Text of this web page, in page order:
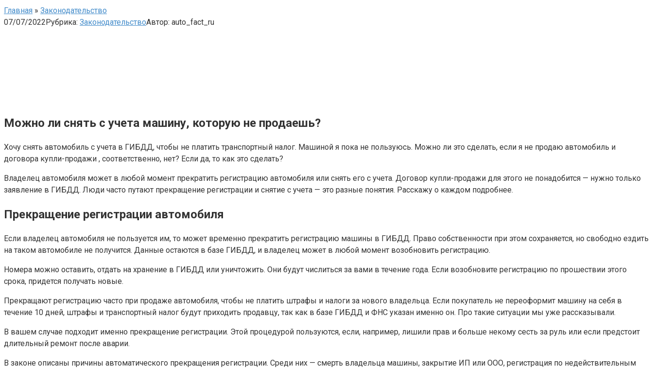
Главная » Законодательство
07/07/2022Рубрика: ЗаконодательствоАвтор: auto_fact_ru
Можно ли снять с учета машину, которую не продаешь?
Хочу снять автомобиль с учета в ГИБДД, чтобы не платить транспортный налог. Машиной я пока не пользуюсь. Можно ли это сделать, если я не продаю автомобиль и
договора купли-продажи , соответственно, нет? Если да, то как это сделать?
Владелец автомобиля может в любой момент прекратить регистрацию автомобиля или снять его с учета. Договор купли-продажи для этого не понадобится — нужно только
заявление в ГИБДД. Люди часто путают прекращение регистрации и снятие с учета — это разные понятия. Расскажу о каждом подробнее.
Прекращение регистрации автомобиля
Если владелец автомобиля не пользуется им, то может временно прекратить регистрацию машины в ГИБДД. Право собственности при этом сохраняется, но свободно ездить
на таком автомобиле не получится. Данные остаются в базе ГИБДД, и владелец может в любой момент возобновить регистрацию.
Номера можно оставить, отдать на хранение в ГИБДД или уничтожить. Они будут числиться за вами в течение года. Если возобновите регистрацию по прошествии этого
срока, придется получать новые.
Прекращают регистрацию часто при продаже автомобиля, чтобы не платить штрафы и налоги за нового владельца. Если покупатель не переоформит машину на себя в
течение 10 дней, штрафы и транспортный налог будут приходить продавцу, так как в базе ГИБДД и ФНС указан именно он. Про такие ситуации мы уже рассказывали.
В вашем случае подходит именно прекращение регистрации. Этой процедурой пользуются, если, например, лишили прав и больше некому сесть за руль или если предстоит
длительный ремонт после аварии.
В законе описаны причины автоматического прекращения регистрации. Среди них — смерть владельца машины, закрытие ИП или ООО, регистрация по недействительным